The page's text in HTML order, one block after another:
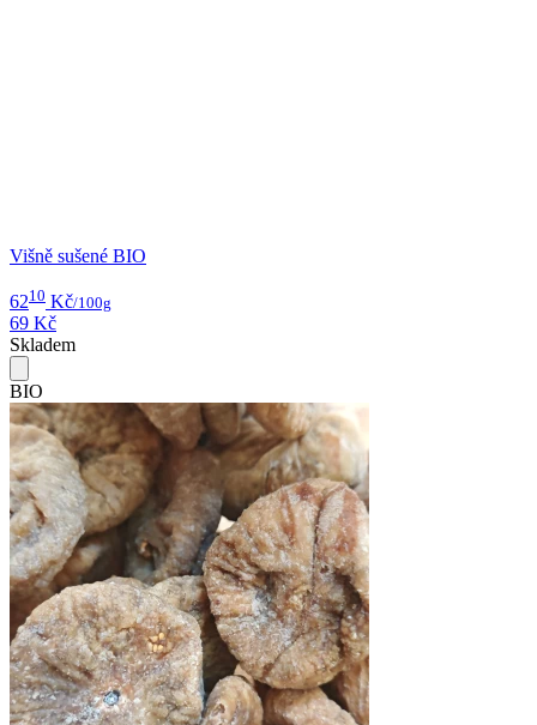
Višně sušené BIO
6210 Kč/100g
69 Kč
Skladem
BIO